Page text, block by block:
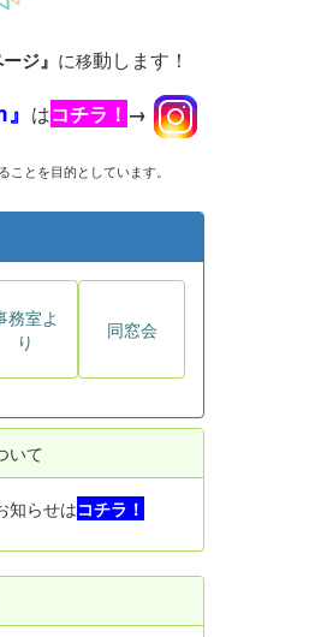
ジ』 に移動します！
はコチラ！ →
ことを目的としています。
務室よ
り
同窓会
いて
知らせはコチラ！